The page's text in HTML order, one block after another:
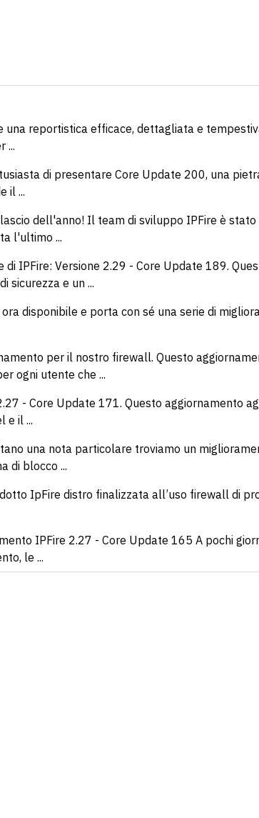
una reportistica efficace, dettagliata e
...
di presentare Core Update 200, una
il ...
dell'anno! Il team di sviluppo IPFire è
l'ultimo ...
di IPFire: Versione 2.29 - Core Update 189.
sicurezza e un ...
disponibile e porta con sé una serie di
per il nostro firewall. Questo
ogni utente che ...
- Core Update 171. Questo aggiornamento
e il ...
una nota particolare troviamo un
di blocco ...
IpFire distro finalizzata all’uso firewall di
IPFire 2.27 - Core Update 165 A pochi
le ...